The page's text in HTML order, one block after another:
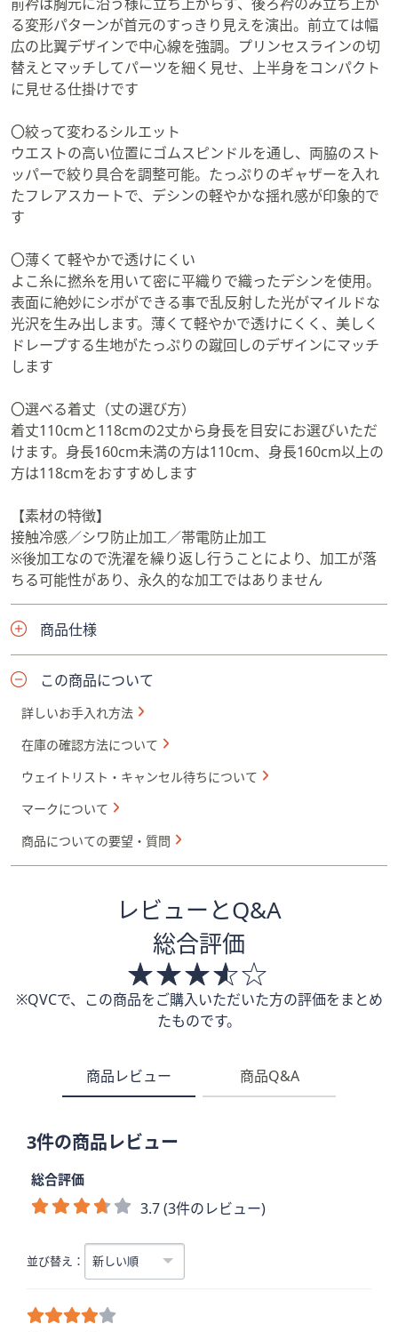
る変形パターンが首元のすっきり見えを演出。前立ては幅
広の比翼デザインで中心線を強調。プリンセスラインの切
替えとマッチしてパーツを細く見せ、上半身をコンパクト
に見せる仕掛けです
〇絞って変わるシルエット
ウエストの高い位置にゴムスピンドルを通し、両脇のスト
ッパーで絞り具合を調整可能。たっぷりのギャザーを入れ
たフレアスカートで、デシンの軽やかな揺れ感が印象的で
す
〇薄くて軽やかで透けにくい
よこ糸に撚糸を用いて密に平織りで織ったデシンを使用。
表面に絶妙にシボができる事で乱反射した光がマイルドな
光沢を生み出します。薄くて軽やかで透けにくく、美しく
ドレープする生地がたっぷりの蹴回しのデザインにマッチ
します
〇選べる着丈（丈の選び方）
着丈110cmと118cmの2丈から身長を目安にお選びいただ
けます。身長160cm未満の方は110cm、身長160cm以上の
方は118cmをおすすめします
【素材の特徴】
接触冷感／シワ防止加工／帯電防止加工
※後加工なので洗濯を繰り返し行うことにより、加工が落
ちる可能性があり、永久的な加工ではありません
商品仕様
この商品について
詳しいお手入れ方法
在庫の確認方法について
ウェイトリスト・キャンセル待ちについて
マークについて
商品についての要望・質問
レビューとQ&A
総合評価
※QVCで、この商品をご購入いただいた方の評価をまとめ
たものです。
商品レビュー 商品Q&A
3件の商品レビュー
総合評価
3.7 (3件のレビュー)
並び替え：